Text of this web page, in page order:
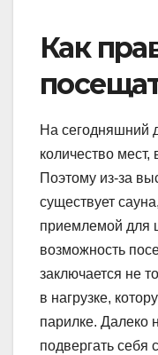
Как
На сегодняшний
количество
Поэтому из-за
существует
приемлемой для
возможность
заключается не
в нагрузке,
парилке. Далеко
подвергать себя